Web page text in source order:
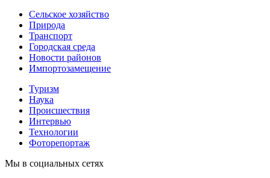
Сельское хозяйство
Природа
Транспорт
Городская среда
Новости районов
Импортозамещение
Туризм
Наука
Происшествия
Интервью
Технологии
Фоторепортаж
Мы в социальных сетях